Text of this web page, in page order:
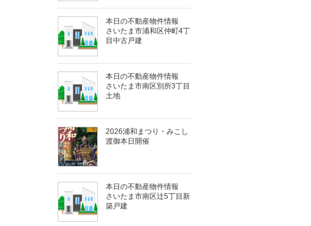
本日の不動産物件情報
さいたま市浦和区仲町4丁
目中古戸建
本日の不動産物件情報
さいたま市南区別所3丁目
土地
2026浦和まつり・みこし
渡御本日開催
本日の不動産物件情報
さいたま市南区辻5丁目新
築戸建